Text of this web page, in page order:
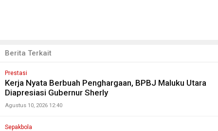
Berita Terkait
Prestasi
Kerja Nyata Berbuah Penghargaan, BPBJ Maluku Utara
Diapresiasi Gubernur Sherly
Agustus 10, 2026 12:40
Sepakbola